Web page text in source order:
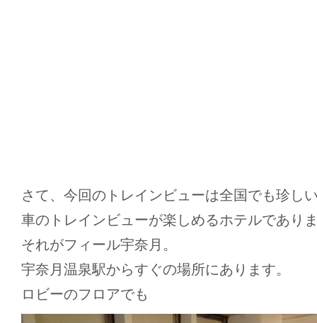
さて、今回のトレインビューは全国でも珍し
車のトレインビューが楽しめるホテルであり
それがフィール宇奈月。
宇奈月温泉駅からすぐの場所にあります。
ロビーのフロアでも